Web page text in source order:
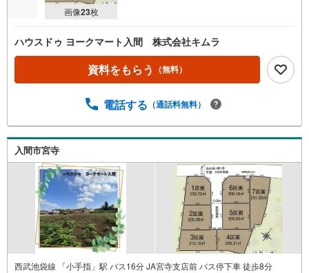
画像23枚
ハウスドゥ ヨークマート入間 株式会社キムラ
資料をもらう （無料）
電話する （通話料無料）
入間市宮寺
西武池袋線 「小手指」駅 バス16分 JA宮寺支店前 バス停下車 徒歩8分